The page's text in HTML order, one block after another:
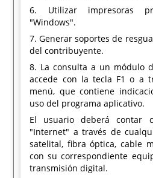
6. Utilizar impresoras
"Windows".
7. Generar soportes de
del contribuyente.
8. La consulta a un módulo
accede con la tecla F1 o a
menú, que contiene
uso del programa aplicativo.
El usuario deberá contar
"Internet" a través de
satelital, fibra óptica, cable
con su correspondiente
transmisión digital.